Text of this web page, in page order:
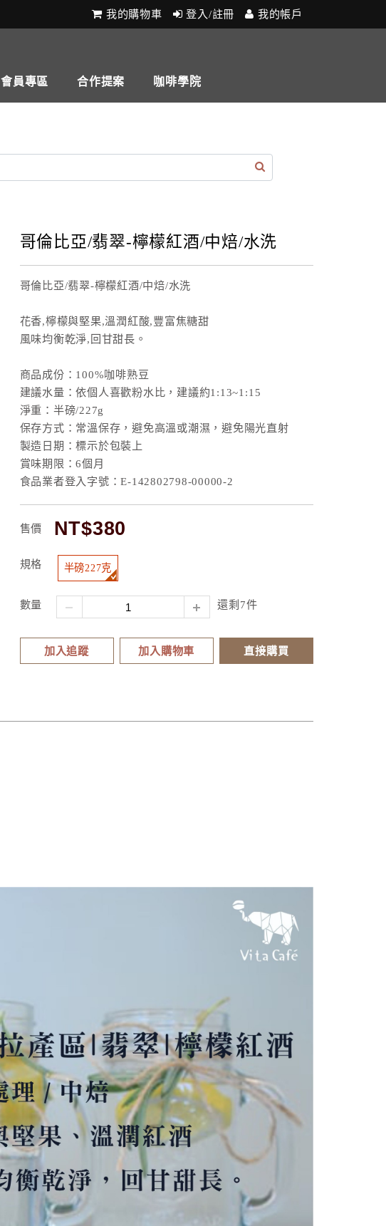
我的購物車 登入/註冊 我的帳戶
會員專區 合作提案 咖啡學院
哥倫比亞/翡翠-檸檬紅酒/中焙/水洗
哥倫比亞/翡翠-檸檬紅酒/中焙/水洗
花香,檸檬與堅果,溫潤紅酸,豐富焦糖甜
風味均衡乾淨,回甘甜長。
商品成份：100%咖啡熟豆
建議水量：依個人喜歡粉水比，建議約1:13~1:15
淨重：半磅/227g
保存方式：常溫保存，避免高溫或潮濕，避免陽光直射
製造日期：標示於包裝上
賞味期限：6個月
食品業者登入字號：E-142802798-00000-2
售價 NT$380
規格 半磅227克
數量 還剩7件
加入追蹤 加入購物車 直接購買